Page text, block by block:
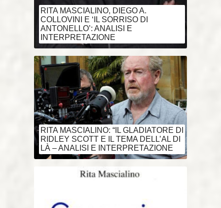
RITA MASCIALINO, DIEGO A.
COLLOVINI E ‘IL SORRISO DI
ANTONELLO’: ANALISI E
INTERPRETAZIONE
RITA MASCIALINO: “IL GLADIATORE DI
RIDLEY SCOTT E IL TEMA DELL’AL DI
LÀ – ANALISI E INTERPRETAZIONE